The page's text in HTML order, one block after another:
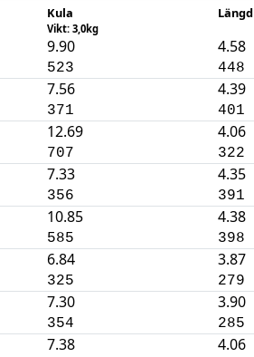
Kula
Vikt: 3,0kg
Längd
9.90
523
4.58
448
7.56
371
4.39
401
12.69
707
4.06
322
7.33
356
4.35
391
10.85
585
4.38
398
6.84
325
3.87
279
7.30
354
3.90
285
7.38 4.06